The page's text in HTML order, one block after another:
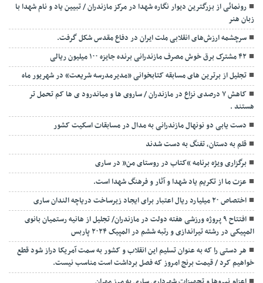
رونمائی از بزرگترین دیوار نگاره شهدا در مرکز مازندران / تبیین یاد و نام شهدا با
زبان هنر
سرچشمه ارزش‌های انقلابی ملت ایران در دفاع مقدس شکل گرفت.
۴۲ مشترک برق خوش مصرف مازندرانی برنده جایزه ۱۰۰ میلیون ریالی
تجلیل از برترین های مسابقه کتابخوانی «مدیرمدرسه شریعت» در شهریور ماه
کاهش ۷ درصدی نزاع در مازندران / ساروی ها و میاندرود ی ها کم تحمل تر
هستند‌ .
دست یابی دو نونهال مازندرانی به مدال در مسابقات اسکیت کشور
قلم به دستان، تفنگ به دست شدند
برگزاری ویژه برنامه “کتاب در روستای من” در ساری
عزت ما از تکریم یاد شهدا و آثار و فرهنگ شهدا است.
اختصاص ۲۰ میلیارد ریال اعتبار برای ایجاد زیرساخت دریاچه الندان ساری
افتتاح ۹ پروژه ورزشی هفته دولت در مازندران/ تجلیل از هانیه رستمیان بانوی
المپیکی در رشته تیراندازی و رتبه ششم در المپیک ۲۰۲۴ پاربس
هر دستی را که به عنوان تسلیم این انقلاب و کشور به سمت آمريکا دراز شود قطع
خواهیم کرد / قیمت برنج امروز که فصل برداشت است مناسب نیست.